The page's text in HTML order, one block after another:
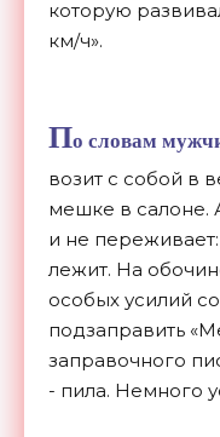
которую
км/ч».
По словам
возит с собой в
мешке в салоне.
и не
лежит. На
особых усилий
подзаправить
заправочного
- пила. Немного